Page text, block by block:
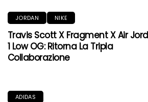
JORDAN NIKE
Travis Scott X Fragment X Air
1 Low OG: Ritorna La Tripla
Collaborazione
ADIDAS